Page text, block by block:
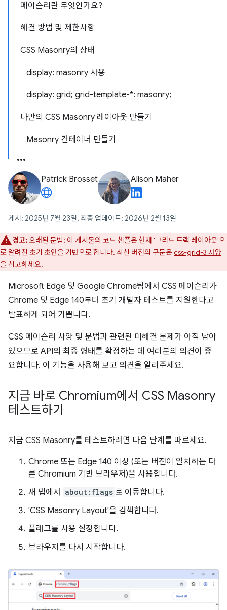
메이슨리란 무엇인가요?
해결 방법 및 제한사항
CSS Masonry의 상태
display: masonry 사용
display: grid; grid-template-*: masonry;
나만의 CSS Masonry 레이아웃 만들기
Masonry 컨테이너 만들기
Patrick Brosset Alison Maher
게시: 2025년 7월 23일, 최종 업데이트: 2026년 2월 13일
경고:오래된 문법: 이 게시물의 코드 샘플은 현재 '그리드 트랙 레이아웃'으
로 알려진 초기 초안을 기반으로 합니다. 최신 버전의 구문은css-grid-3 사양
을 참고하세요.
Microsoft Edge 및 Google Chrome팀에서 CSS 메이슨리가
Chrome 및 Edge 140부터 초기 개발자 테스트를 지원한다고
발표하게 되어 기쁩니다.
CSS 메이슨리 사양 및 문법과 관련된 미해결 문제가 아직 남아
있으므로 API의 최종 형태를 확정하는 데 여러분의 의견이 중
요합니다. 이 기능을 사용해 보고 의견을 알려주세요.
지금 바로 Chromium에서 CSS Masonry
테스트하기
지금 CSS Masonry를 테스트하려면 다음 단계를 따르세요.
Chrome 또는 Edge 140 이상 (또는 버전이 일치하는 다
른 Chromium 기반 브라우저)을 사용합니다.
새 탭에서
about:flags 로 이동합니다.
'CSS Masonry Layout'을 검색합니다.
플래그를 사용 설정합니다.
브라우저를 다시 시작합니다.